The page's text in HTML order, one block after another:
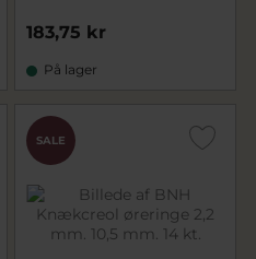
183,75 kr
På lager
SALE